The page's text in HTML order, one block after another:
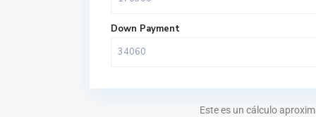
Down Payment
Este es un cálculo